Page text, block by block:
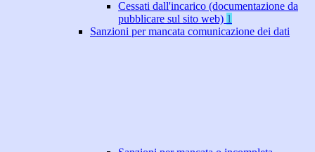
Cessati dall'incarico (documentazione da
pubblicare sul sito web) 1
Sanzioni per mancata comunicazione dei dati